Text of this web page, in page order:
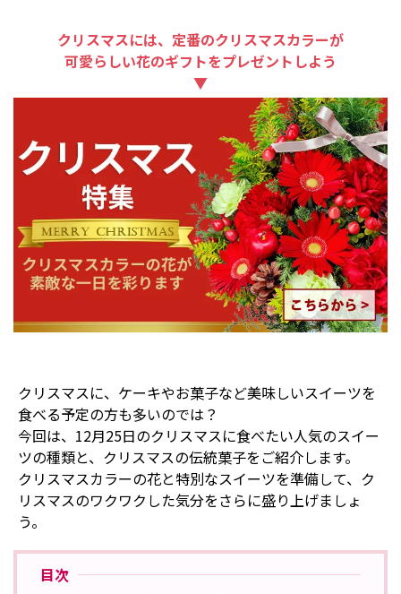
クリスマスには、定番のクリスマスカラーが
可愛らしい花のギフトをプレゼントしよう
▼
クリスマスに、ケーキやお菓子など美味しいスイーツを
食べる予定の方も多いのでは？
今回は、12月25日のクリスマスに食べたい人気のスイー
ツの種類と、クリスマスの伝統菓子をご紹介します。
クリスマスカラーの花と特別なスイーツを準備して、ク
リスマスのワクワクした気分をさらに盛り上げましょ
う。
目次